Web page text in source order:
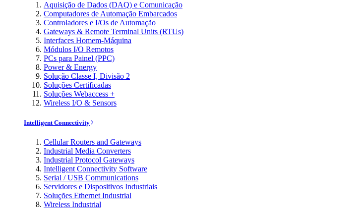
Aquisição de Dados (DAQ) e Comunicação
Computadores de Automação Embarcados
Controladores e I/Os de Automação
Gateways & Remote Terminal Units (RTUs)
Interfaces Homem-Máquina
Módulos I/O Remotos
PCs para Painel (PPC)
Power & Energy
Solução Classe I, Divisão 2
Soluções Certificadas
Soluções Webaccess +
Wireless I/O & Sensors
Intelligent Connectivity
Cellular Routers and Gateways
Industrial Media Converters
Industrial Protocol Gateways
Intelligent Connectivity Software
Serial / USB Communications
Servidores e Dispositivos Industriais
Soluções Ethernet Industrial
Wireless Industrial